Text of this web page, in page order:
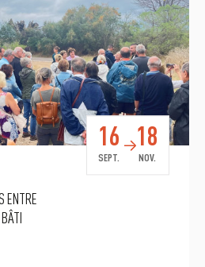
ENTRE
16
SEPT.
18
NOV.